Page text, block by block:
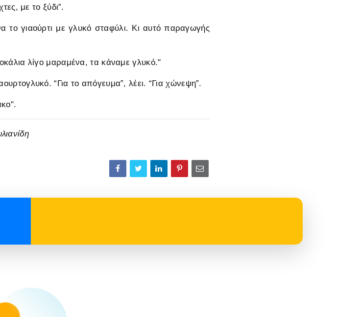
με το ξύδι”.
το γιαούρτι με γλυκό σταφύλι. Κι αυτό παραγωγής
λίγο μαραμένα, τα κάναμε γλυκό."
“Για το απόγευμα”, λέει. “Για χώνεψη”.